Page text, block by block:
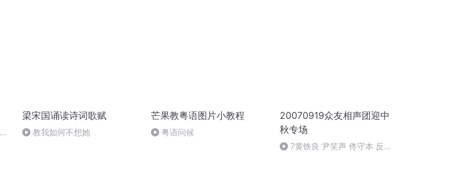
梁宋国诵读诗词歌赋
教我如何不想她
芒果教粤语图片小教程
粤语问候
20070919众友相声团迎中
秋专场
7黄铁良 尹笑声 佟守本 反七